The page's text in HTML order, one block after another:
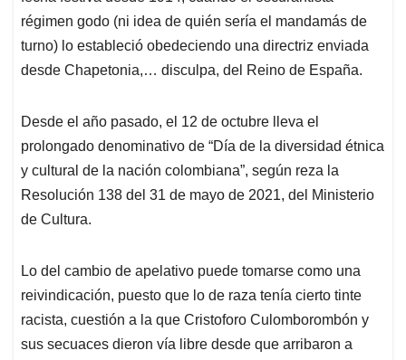
régimen godo (ni idea de quién sería el mandamás de
turno) lo estableció obedeciendo una directriz enviada
desde Chapetonia,… disculpa, del Reino de España.
Desde el año pasado, el 12 de octubre lleva el
prolongado denominativo de “Día de la diversidad étnica
y cultural de la nación colombiana”, según reza la
Resolución 138 del 31 de mayo de 2021, del Ministerio
de Cultura.
Lo del cambio de apelativo puede tomarse como una
reivindicación, puesto que lo de raza tenía cierto tinte
racista, cuestión a la que Cristoforo Culomborombón y
sus secuaces dieron vía libre desde que arribaron a